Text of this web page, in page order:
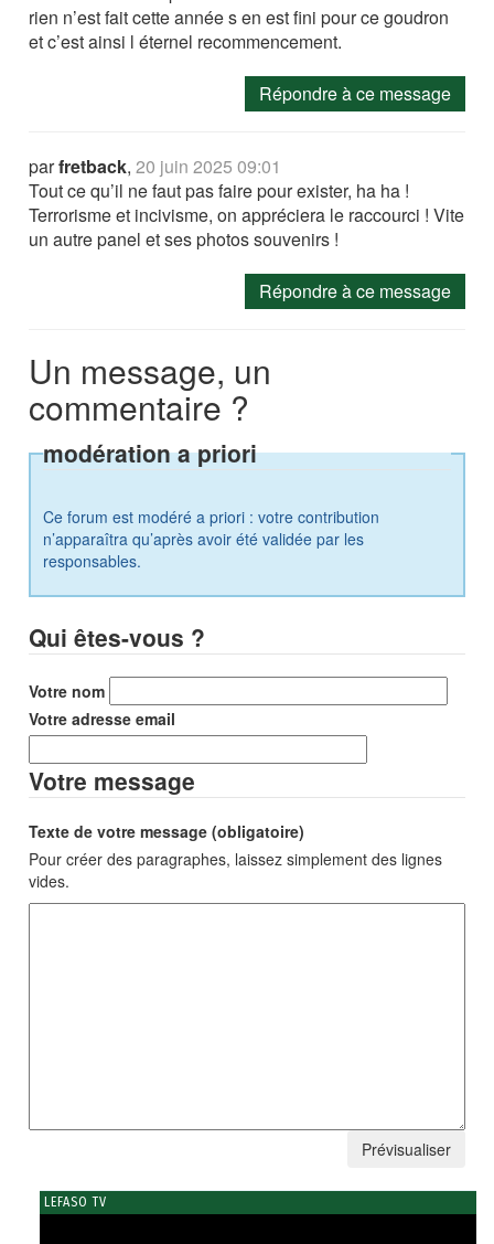
rien n’est fait cette année s en est fini pour ce goudron
et c’est ainsi l éternel recommencement.
Répondre à ce message
parfretback,20 juin 2025 09:01
Tout ce qu’il ne faut pas faire pour exister, ha ha !
Terrorisme et incivisme, on appréciera le raccourci ! Vite
un autre panel et ses photos souvenirs !
Répondre à ce message
Un message, un
commentaire ?
modération a priori
Ce forum est modéré a priori : votre contribution
n’apparaîtra qu’après avoir été validée par les
responsables.
Qui êtes-vous ?
Votre nom
Votre adresse email
Votre message
Texte de votre message (obligatoire)
Pour créer des paragraphes, laissez simplement des lignes
vides.
LEFASO TV